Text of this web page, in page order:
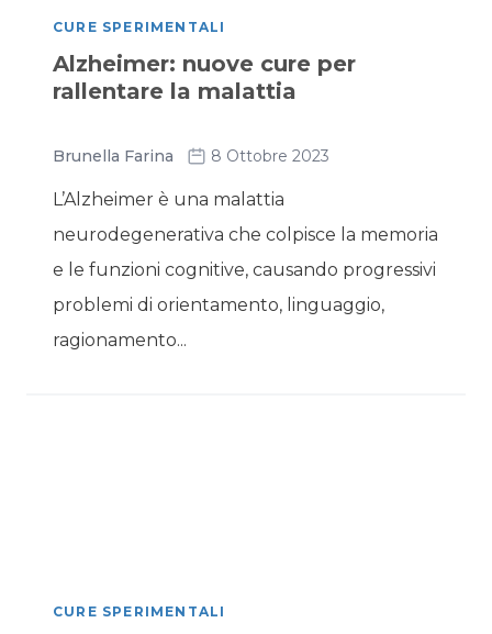
CURE SPERIMENTALI
Alzheimer: nuove cure per
rallentare la malattia
Brunella Farina 8 Ottobre 2023
L’Alzheimer è una malattia
neurodegenerativa che colpisce la memoria
e le funzioni cognitive, causando progressivi
problemi di orientamento, linguaggio,
ragionamento...
CURE SPERIMENTALI